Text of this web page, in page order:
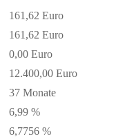
161,62 Euro
161,62 Euro
0,00 Euro
12.400,00 Euro
37 Monate
6,99 %
6,7756 %